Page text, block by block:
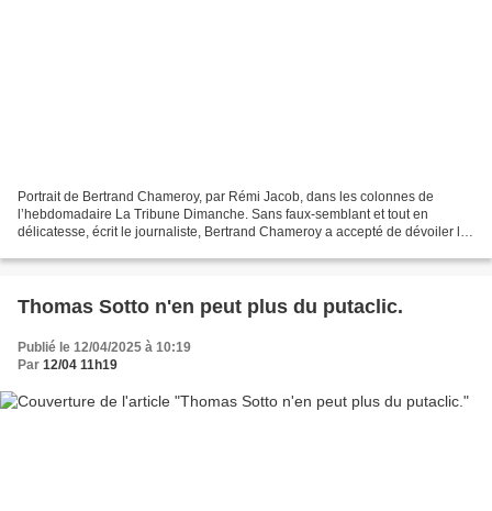
Portrait de Bertrand Chameroy, par Rémi Jacob, dans les colonnes de
l’hebdomadaire La Tribune Dimanche. Sans faux-semblant et tout en
délicatesse, écrit le journaliste, Bertrand Chameroy a accepté de dévoiler la
Thomas Sotto n'en peut plus du putaclic.
Publié le 12/04/2025 à 10:19
Par 12/04 11h19